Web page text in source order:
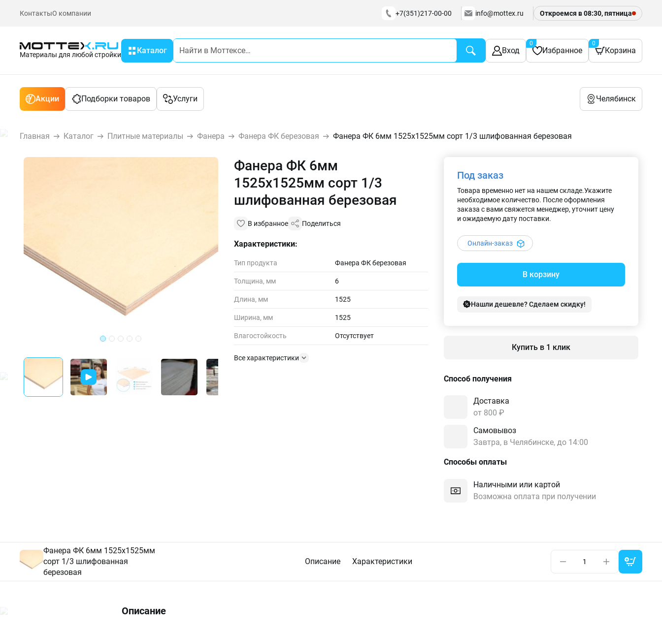
КонтактыО компании +7(351)217-00-00 info@mottex.ru Откроемся в 08:30, пятница
Материалы для любой стройки Каталог Вход Избранное
0
Корзина
0
Акции Подборки товаров Услуги Челябинск
Главная Каталог Плитные материалы Фанера Фанера ФК березовая Фанера ФК 6мм 1525х1525мм сорт 1/3 шлифованная березовая
Фанера ФК 6мм
1525х1525мм сорт 1/3
шлифованная березовая
В избранное Поделиться
Характеристики:
Тип продукта Фанера ФК березовая
Толщина, мм 6
Длина, мм 1525
Ширина, мм 1525
Влагостойкость Отсутствует
Все характеристики
Под заказ
Товара временно нет на нашем складе.Укажите
необходимое количество. После оформления
заказа с вами свяжется менеджер, уточнит цену
и ожидаемую дату поставки.
Онлайн-заказ
В корзину
Нашли дешевле? Сделаем скидку!
Купить в 1 клик
Способ получения
Доставка
от 800 ₽
Самовывоз
Завтра, в Челябинске, до 14:00
Способы оплаты
Наличными или картой
Возможна оплата при получении
Фанера ФК 6мм 1525х1525мм
сорт 1/3 шлифованная
березовая
Описание Характеристики
Описание